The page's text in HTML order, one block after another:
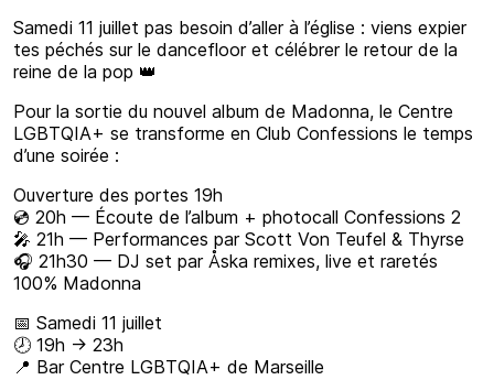
Samedi 11 juillet pas besoin d’aller à l’église : viens expier
tes péchés sur le dancefloor et célébrer le retour de la
reine de la pop 👑
Pour la sortie du nouvel album de Madonna, le Centre
LGBTQIA+ se transforme en Club Confessions le temps
d’une soirée :
Ouverture des portes 19h
💿 20h — Écoute de l’album + photocall Confessions 2
🎤 21h — Performances par Scott Von Teufel & Thyrse
🎧 21h30 — DJ set par Åska remixes, live et raretés
100% Madonna
📅 Samedi 11 juillet
🕗 19h → 23h
📍 Bar Centre LGBTQIA+ de Marseille